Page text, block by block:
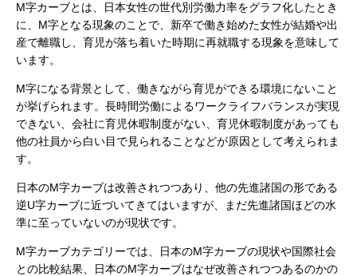
M字カーブとは、日本女性の世代別労働力率をグラフ化したとき
に、M字となる現象のことで、新卒で働き始めた女性が結婚や出
産で離職し、育児が落ち着いた時期に再就職する現象を意味して
います。
M字になる背景として、働きながら育児ができる環境にないこと
が挙げられます。長時間労働によるワークライフバランスが実現
できない、会社に育児休暇制度がない、育児休暇制度があっても
他の社員から白い目で見られることなどが原因として考えられま
す。
日本のM字カーブは改善されつつあり、他の先進諸国の形である
逆U字カーブに近づいてきてはいますが、まだ先進諸国ほどの水
準に至っていないのが現状です。
M字カーブカテゴリーでは、日本のM字カーブの現状や国際社会
との比較結果、日本のM字カーブはなぜ改善されつつあるのかの